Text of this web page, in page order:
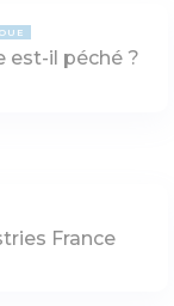
est-il péché ?
France